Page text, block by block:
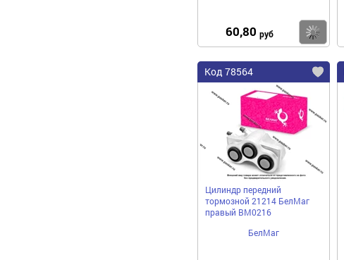
60,80 руб
Код 78564
Цилиндр передний
тормозной 21214 БелМаг
правый BM0216
БелМаг